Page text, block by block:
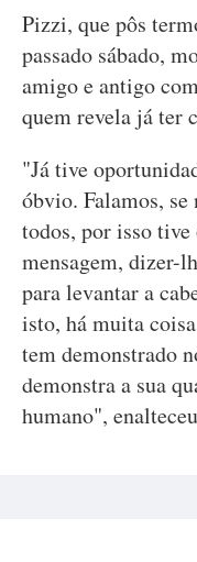
Pizzi, que pôs
passado sábado,
amigo e antigo
quem revela já ter
"Já tive
óbvio. Falamos, se
todos, por isso
mensagem, dizer-
para levantar a
isto, há muita
tem demonstrado
demonstra a sua
humano",